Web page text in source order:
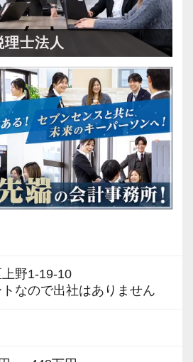
人＞
展開
に拡大
・労務まで対応
ンストップ支援
費は全額会社負担
の学習会あり
社員が多数
た採用
士法人
野1-19-10
なので出社はありません